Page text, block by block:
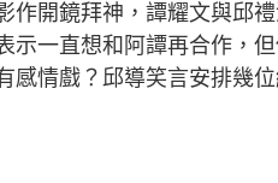
u
r
n
-
作開鏡拜神，譚耀文與邱
示一直想和阿譚再合作，
感情戲？邱導笑言安排幾